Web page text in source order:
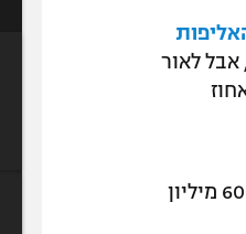
אבל לאור
ההורים למכור. לאחר זעם ציבורי, הם גיבשו הסכם המאפשר למכור 10 אחוז
נזכיר כי לאחר מותו ב-2020, ונסה ירשה את המזכרות היקרות של קובי ואת הונו בשווי 600 מיליון